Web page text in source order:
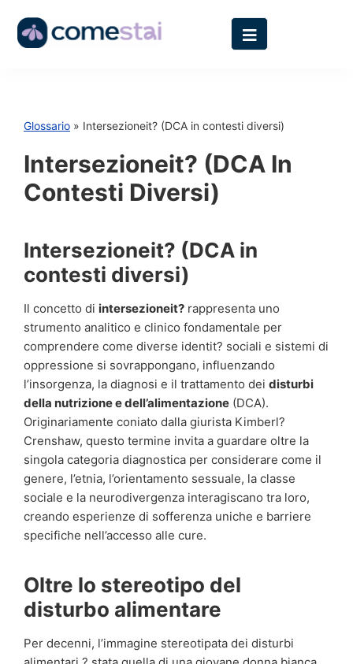
Glossario » Intersezioneit? (DCA in contesti diversi)
Intersezioneit? (DCA In
Contesti Diversi)
Intersezioneit? (DCA in
contesti diversi)
Il concetto di intersezioneit? rappresenta uno
strumento analitico e clinico fondamentale per
comprendere come diverse identit? sociali e sistemi di
oppressione si sovrappongano, influenzando
l’insorgenza, la diagnosi e il trattamento dei disturbi
della nutrizione e dell’alimentazione (DCA).
Originariamente coniato dalla giurista Kimberl?
Crenshaw, questo termine invita a guardare oltre la
singola categoria diagnostica per considerare come il
genere, l’etnia, l’orientamento sessuale, la classe
sociale e la neurodivergenza interagiscano tra loro,
creando esperienze di sofferenza uniche e barriere
specifiche nell’accesso alle cure.
Oltre lo stereotipo del
disturbo alimentare
Per decenni, l’immagine stereotipata dei disturbi